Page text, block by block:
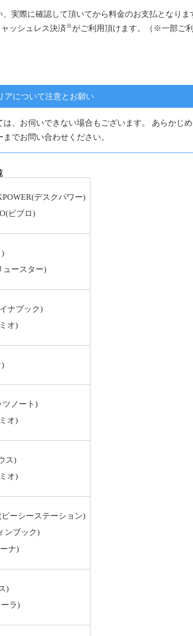
実際に確認して頂いてから料金のお支払となりま
ャッシュレス決済※がご利用頂けます。（※一部ご
アについて注意とお願い
、お伺いできない場合もございます。 あらかじめ
でお問い合わせください。
デスクパワー)
ビブロ)
)
ュースター)
ナブック)
オ)
)
ツノート)
オ)
ス)
オ)
ピーシーステーション)
ンブック)
ナ)
)
ラ)